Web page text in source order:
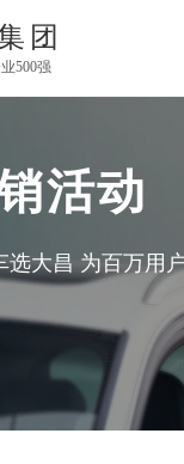
团
500强
活动
选大昌 为百万用